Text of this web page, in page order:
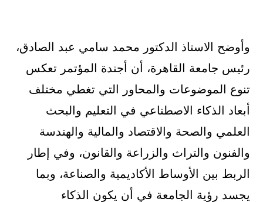
وأوضح الاستاذ الدكتور محمد سامي عبد الصادق،
رئيس جامعة القاهرة، أن أجندة المؤتمر تعكس
تنوع الموضوعات والمحاور التي تغطي مختلف
أبعاد الذكاء الاصطناعي في التعليم والبحث
العلمي والصحة والاقتصاد والمالية والهندسة
والفنون والتراث والزراعة والقانون، وفي إطار
الربط بين الأوساط الأكاديمية والصناعة، وبما
يجسد رؤية الجامعة في أن يكون الذكاء